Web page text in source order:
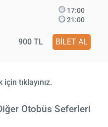
17:00
21:00
900 TL BİLET AL
tıklayınız.
Otobüs Seferleri